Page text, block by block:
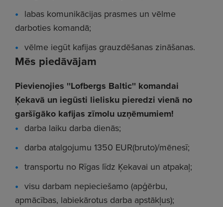
Mēs piedāvājam
Pievienojies ''Lofbergs Baltic'' komandai
Ķekavā un iegūsti lielisku pieredzi vienā no
garšīgāko kafijas zīmolu uzņēmumiem!
darba laiku darba dienās;
darba atalgojumu 1350 EUR(bruto)/mēnesī;
transportu no Rīgas līdz Ķekavai un atpakaļ;
visu darbam nepieciešamo (apģērbu,
apmācības, labiekārotus darba apstākļus);
labas komunikācijas prasmes un vēlme
darboties komandā;
vēlme iegūt kafijas grauzdēšanas zināšanas.